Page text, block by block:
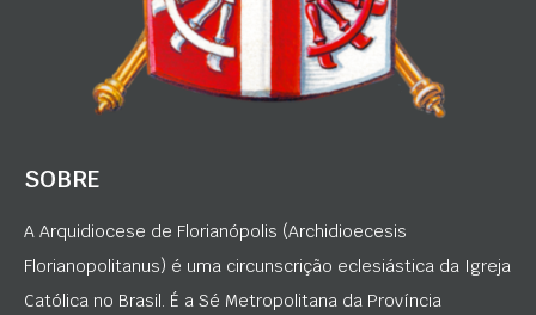
SOBRE
A Arquidiocese de Florianópolis (Archidioecesis
Florianopolitanus) é uma circunscrição eclesiástica da Igreja
Católica no Brasil. É a Sé Metropolitana da Província